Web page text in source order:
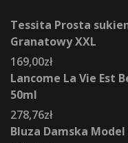
Tessita Prosta
Granatowy XXL
169,00zł
Lancome La Vie Est
50ml
278,76zł
Bluza Damska Model